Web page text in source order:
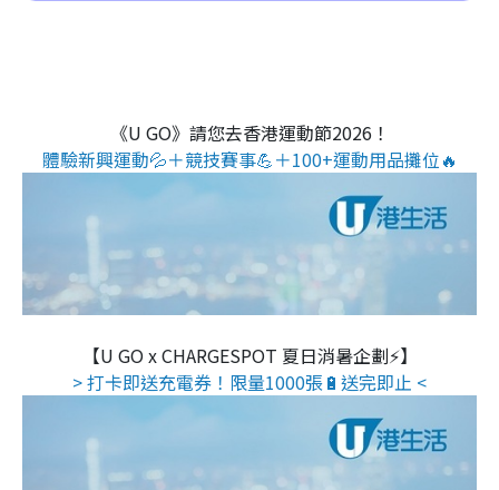
《U GO》請您去香港運動節2026！
體驗新興運動💦＋競技賽事💪＋100+運動用品攤位🔥
【U GO x CHARGESPOT 夏日消暑企劃⚡】
> 打卡即送充電券！限量1000張🔋送完即止 <